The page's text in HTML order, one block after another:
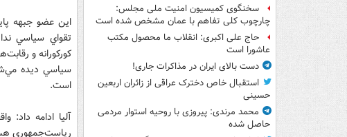
سخنگوی کمیسیون امنیت ملی مجلس:
چارچوب کلی تفاهم با عمان مشخص شده است
حاج علی اکبری: انقلاب ما محصول مکتب
عاشورا است
دست بالای ایران در مذاکرات جاری!
استقبال خاص دخترک عراقی از زائران اربعین
حسینی
محمد مرندی: پیروزی با روحیه استوار مردمی
حاصل شده
اين عضو جبهه
تقواي سياسي
كوركورانه و
سياسي ديده
است.
آليا ادامه
رياست‌جمهوري